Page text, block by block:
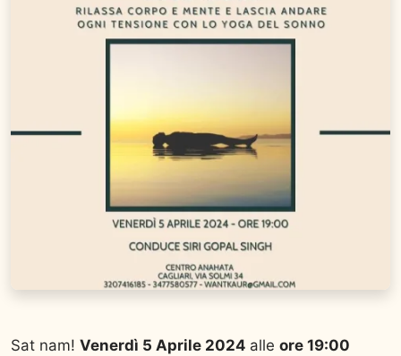
Sat nam! Venerdì 5 Aprile 2024 alle ore 19:00